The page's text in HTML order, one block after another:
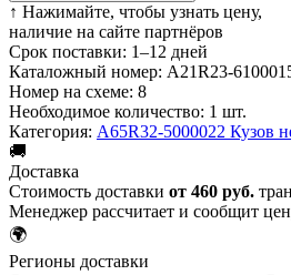
↑ Нажимайте, чтобы узнать цену,
наличие на сайте партнёров
Срок поставки: 1–12 дней
Каталожный номер: А21R23-
Номер на схеме: 8
Необходимое количество: 1 шт.
Категория: A65R32-5000022 Кузов
🚚
Доставка
Стоимость доставки от 460 руб.
Менеджер рассчитает и сообщит
🌍
Регионы доставки